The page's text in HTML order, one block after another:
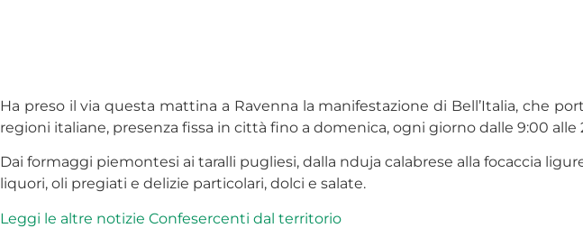
Ha preso il via questa mattina a Ravenna la manifestazione di Bell’Italia, che
regioni italiane, presenza fissa in città fino a domenica, ogni giorno dalle 9:00 alle
Dai formaggi piemontesi ai taralli pugliesi, dalla nduja calabrese alla focaccia
liquori, oli pregiati e delizie particolari, dolci e salate.
Leggi le altre notizie Confesercenti dal territorio